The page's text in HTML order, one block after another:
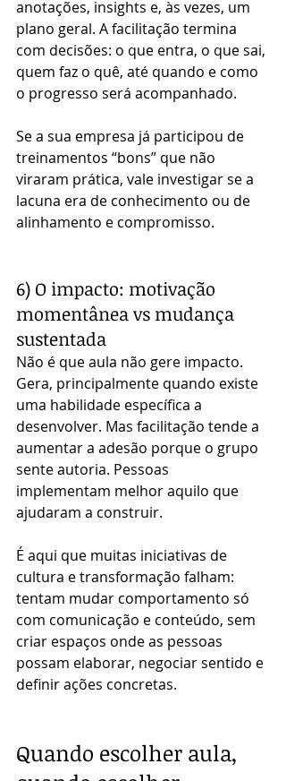
anotações, insights e, às vezes, um
plano geral. A facilitação termina
com decisões: o que entra, o que sai,
quem faz o quê, até quando e como
o progresso será acompanhado.
Se a sua empresa já participou de
treinamentos “bons” que não
viraram prática, vale investigar se a
lacuna era de conhecimento ou de
alinhamento e compromisso.
6) O impacto: motivação
momentânea vs mudança
sustentada
Não é que aula não gere impacto.
Gera, principalmente quando existe
uma habilidade específica a
desenvolver. Mas facilitação tende a
aumentar a adesão porque o grupo
sente autoria. Pessoas
implementam melhor aquilo que
ajudaram a construir.
É aqui que muitas iniciativas de
cultura e transformação falham:
tentam mudar comportamento só
com comunicação e conteúdo, sem
criar espaços onde as pessoas
possam elaborar, negociar sentido e
definir ações concretas.
Quando escolher aula,